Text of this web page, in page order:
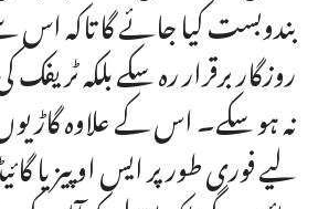
بندوبست کیا جائے گا تاکہ
روزگار برقرار رہ سکے بلکہ ٹریفک
نہ ہو سکے۔ اس کے علاوہ
لیے فوری طور پر ایس او پیز یا